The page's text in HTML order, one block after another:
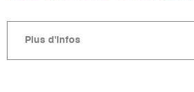
Plus d'infos